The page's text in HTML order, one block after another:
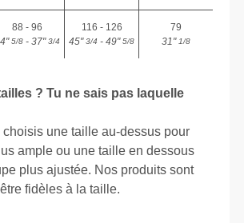
88 - 96
5/8 - 37"3/4
116 - 126
45"3/4 - 49"5/8
79
31"1/8
? Tu ne sais pas laquelle
choisis une taille au-dessus pour
ample ou une taille en dessous
plus ajustée. Nos produits sont
fidèles à la taille.